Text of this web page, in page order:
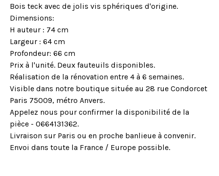
Bois teck avec de jolis vis sphériques d'origine.
Dimensions:
H auteur : 74 cm
Largeur : 64 cm
Profondeur: 66 cm
Prix à l'unité. Deux fauteuils disponibles.
Réalisation de la rénovation entre 4 à 6 semaines.
Visible dans notre boutique située au 28 rue Condorcet
Paris 75009, métro Anvers.
Appelez nous pour confirmer la disponibilité de la
pièce - 0664131362.
Livraison sur Paris ou en proche banlieue à convenir.
Envoi dans toute la France / Europe possible.